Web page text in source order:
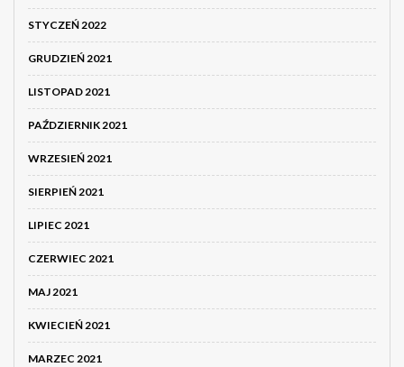
STYCZEŃ 2022
GRUDZIEŃ 2021
LISTOPAD 2021
PAŹDZIERNIK 2021
WRZESIEŃ 2021
SIERPIEŃ 2021
LIPIEC 2021
CZERWIEC 2021
MAJ 2021
KWIECIEŃ 2021
MARZEC 2021